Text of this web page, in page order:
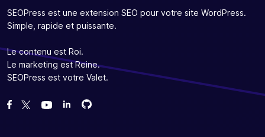
SEOPress est une extension SEO pour votre site WordPress.
Simple, rapide et puissante.
Le contenu est Roi.
Le marketing est Reine.
SEOPress est votre Valet.
Likez notre page Facebook
Suivez-nous sur Twitter
Nous voir sur YouTube
Forcez-nous sur GitHub
Forcez-nous sur GitHub